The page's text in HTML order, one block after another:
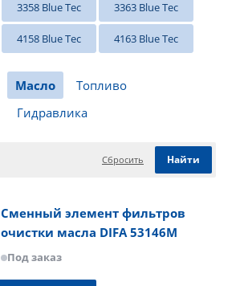
3358 Blue Tec 3363 Blue Tec
4158 Blue Tec 4163 Blue Tec
Масло
Топливо
Гидравлика
Сбросить
Сменный элемент фильтров
очистки масла DIFA 53146M
Под заказ